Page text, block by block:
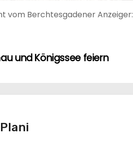
vom Berchtesgadener Anzeiger:
und Königssee feiern
Plani